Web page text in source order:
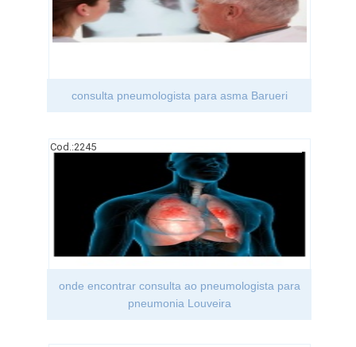
consulta pneumologista para asma Barueri
Cod.:2245
onde encontrar consulta ao pneumologista para
pneumonia Louveira